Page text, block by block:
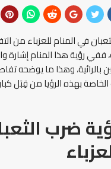
في المنام للعزباء من
ففي رؤية هذا المنام
بالرائية، وهذا ما يوضحه
بهذه الرؤيا من قِبَل
ضرب